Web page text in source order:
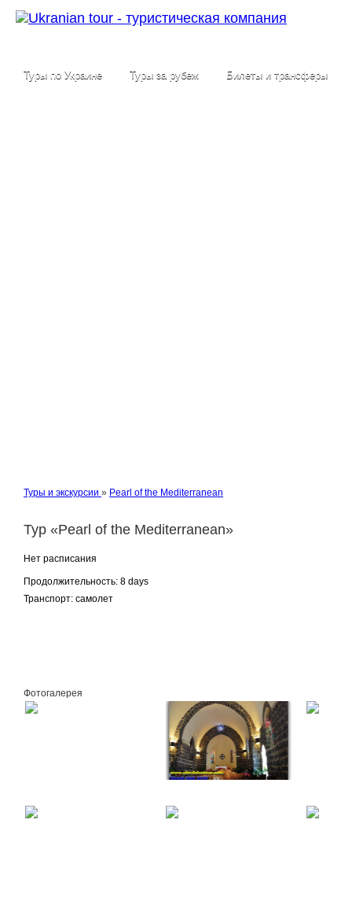
Туры по Украине Туры за рубеж Билеты и трансферы
Туры и экскурсии » Pearl of the Mediterranean
Тур «Pearl of the Mediterranean»
Нет расписания
Продолжительность: 8 days
Транспорт: самолет
Фотогалерея